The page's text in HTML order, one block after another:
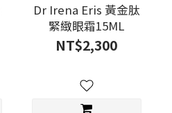
Dr Irena Eris 黃金肽
緊緻眼霜15ML
NT$2,300